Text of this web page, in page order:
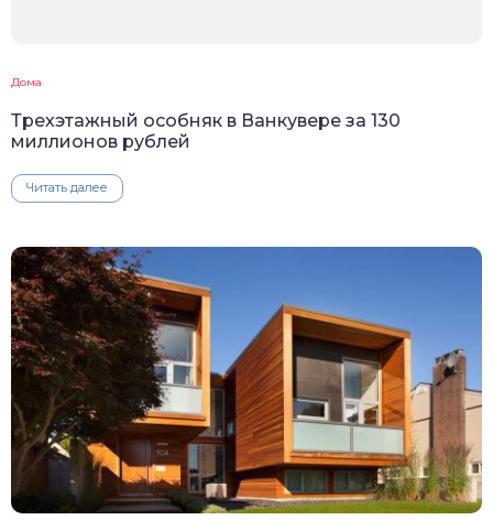
Дома
Трехэтажный особняк в Ванкувере за 130
миллионов рублей
Читать далее